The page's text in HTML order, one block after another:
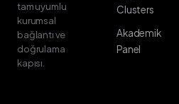
tam uyumlu
kurumsal
bağlantı ve
doğrulama
kapısı.
Clusters
Akademik
Panel